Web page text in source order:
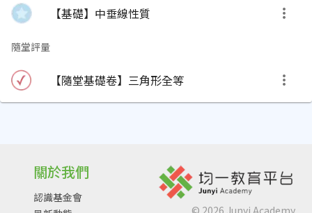
【基礎】中垂線性質
隨堂評量
【隨堂基礎卷】三角形全等
關於我們
認識基金會
© 2026 Junyi Academy